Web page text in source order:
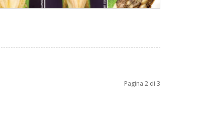
Pagina 2 di 3